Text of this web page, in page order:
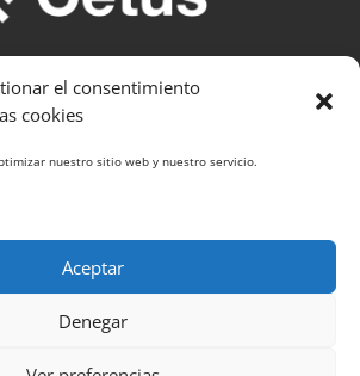
el consentimiento
cookies
nuestro sitio web y nuestro servicio.
Aceptar
Denegar
Carrera
Aviso Legal